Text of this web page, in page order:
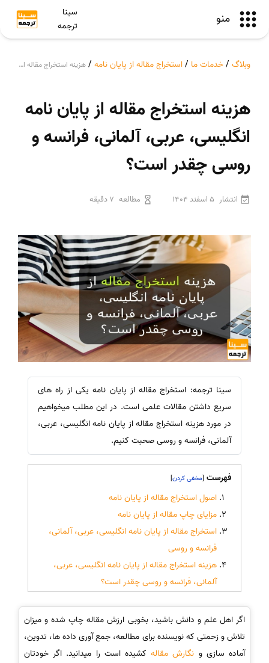
منو
سینا
ترجمه
وبلاگ /خدمات ما /استخراج مقاله از پایان نامه / هزینه استخراج مقاله از پایان نامه انگلیسی، عربی، آلمانی، فرانسه و روسی چقدر است؟
هزینه استخراج مقاله از پایان نامه
انگلیسی، عربی، آلمانی، فرانسه و
روسی چقدر است؟
انتشار 5 اسفند 1404 مطالعه 7 دقیقه
سینا ترجمه: استخراج مقاله از پایان نامه یکی از راه های
سریع داشتن مقالات علمی است. در این مطلب میخواهیم
در مورد هزینه استخراج مقاله از پایان نامه انگلیسی، عربی،
آلمانی، فرانسه و روسی صحبت کنیم.
فهرست [
]
اصول استخراج مقاله از پایان نامه
مزایای چاپ مقاله از پایان نامه
استخراج مقاله از پایان نامه انگلیسی، عربی، آلمانی،
فرانسه و روسی
هزینه استخراج مقاله از پایان نامه انگلیسی، عربی،
آلمانی، فرانسه و روسی چقدر است؟
اگر اهل علم و دانش باشید، بخوبی ارزش مقاله چاپ شده و میزان
تلاش و زحمتی که نویسنده برای مطالعه، جمع آوری داده ها، تدوین،
آماده سازی و نگارش مقالهکشیده است را میدانید. اگر خودتان